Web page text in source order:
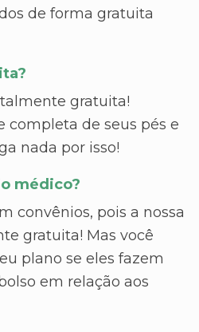
de forma gratuita
gratuita!
completa de seus pés e
nada por isso!
médico?
convênios, pois a nossa
gratuita! Mas você
plano se eles fazem
em relação aos